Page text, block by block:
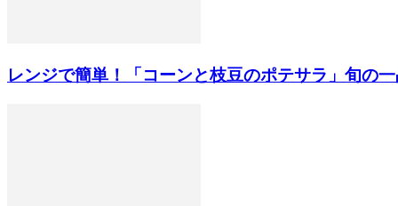
レンジで簡単！「コーンと枝豆のポテサラ」旬の